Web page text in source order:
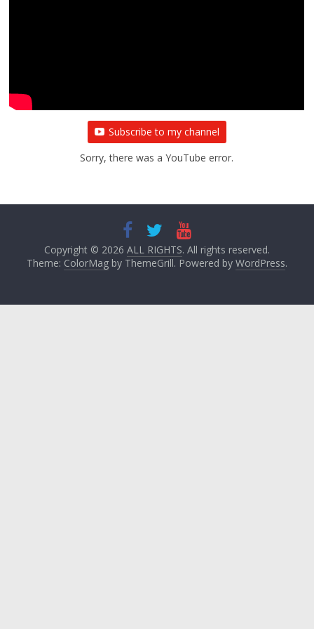
Subscribe to my channel
Sorry, there was a YouTube error.
Copyright © 2026 ALL RIGHTS. All rights reserved.
Theme: ColorMagby ThemeGrill. Powered by WordPress.